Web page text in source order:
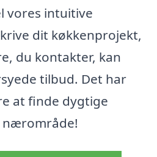
vores intuitive
dit køkkenprojekt,
du kontakter, kan
tilbud. Det har
at finde dygtige